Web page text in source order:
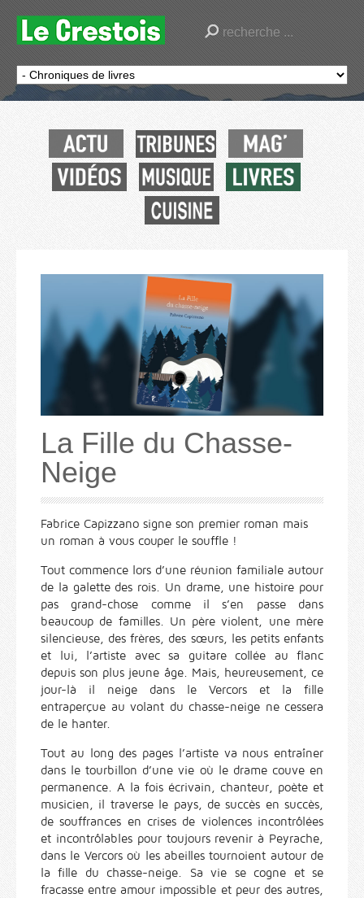
La Fille du Chasse-
Neige
Fabrice Capizzano signe son premier roman mais
un roman à vous couper le souffle !
Tout commence lors d’une réunion familiale autour
de la galette des rois. Un drame, une histoire pour
pas grand-chose comme il s’en passe dans
beaucoup de familles. Un père violent, une mère
silencieuse, des frères, des sœurs, les petits enfants
et lui, l’artiste avec sa guitare collée au flanc
depuis son plus jeune âge. Mais, heureusement, ce
jour-là il neige dans le Vercors et la fille
entraperçue au volant du chasse-neige ne cessera
de le hanter.
Tout au long des pages l’artiste va nous entraîner
dans le tourbillon d’une vie où le drame couve en
permanence. A la fois écrivain, chanteur, poète et
musicien, il traverse le pays, de succès en succès,
de souffrances en crises de violences incontrôlées
et incontrôlables pour toujours revenir à Peyrache,
dans le Vercors où les abeilles tournoient autour de
la fille du chasse-neige. Sa vie se cogne et se
fracasse entre amour impossible et peur des autres,